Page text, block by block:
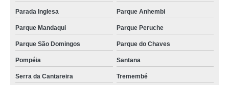
Parada Inglesa Parque Anhembi
Parque Mandaqui Parque Peruche
Parque São Domingos Parque do Chaves
Pompéia Santana
Serra da Cantareira Tremembé